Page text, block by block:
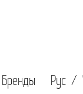
Бренды Рус /